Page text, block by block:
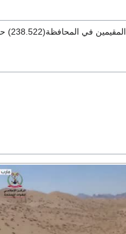
ومعدل النمو2.72. ويبلغ تعداد سكان المحافظة 2007 م 259,356 نسمة.